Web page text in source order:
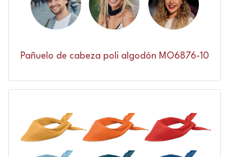
Pañuelo de cabeza poli algodón MO6876-10